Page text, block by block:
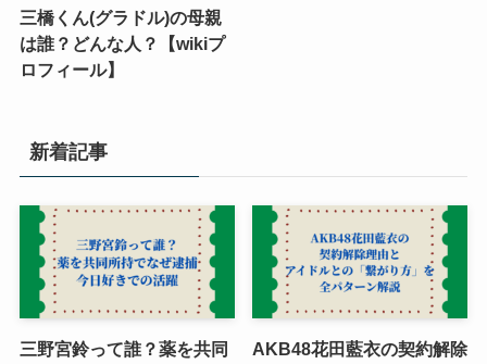
三橋くん(グラドル)の母親
は誰？どんな人？【wikiプ
ロフィール】
新着記事
三野宮鈴って誰？薬を共同
AKB48花田藍衣の契約解除